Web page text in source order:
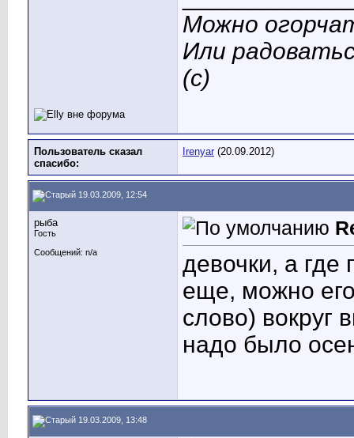
Можно
Или
(с)
Пользователь сказал
cпасибо:
Irenyar (20.09.2012)
19.03.2009, 12:54
рыба
Гость
Сообщений: n/a
девочки, а где
еще, можно
слово) вокруг
надо было
19.03.2009, 13:48